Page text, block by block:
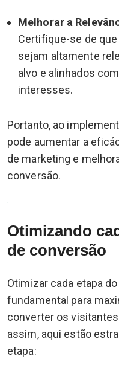
Melhorar a
Certifique-se de
sejam altamente
alvo e alinhados
interesses.
Portanto, ao
pode aumentar a
de marketing e
conversão.
Otimizando
de conversão
Otimizar cada etapa
fundamental para
converter os
assim, aqui estão
etapa: